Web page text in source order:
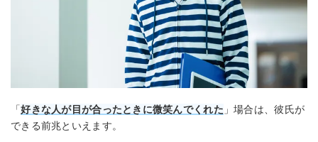
「好きな人が目が合ったときに微笑んでくれた 」場合は、彼氏が
できる前兆といえます。